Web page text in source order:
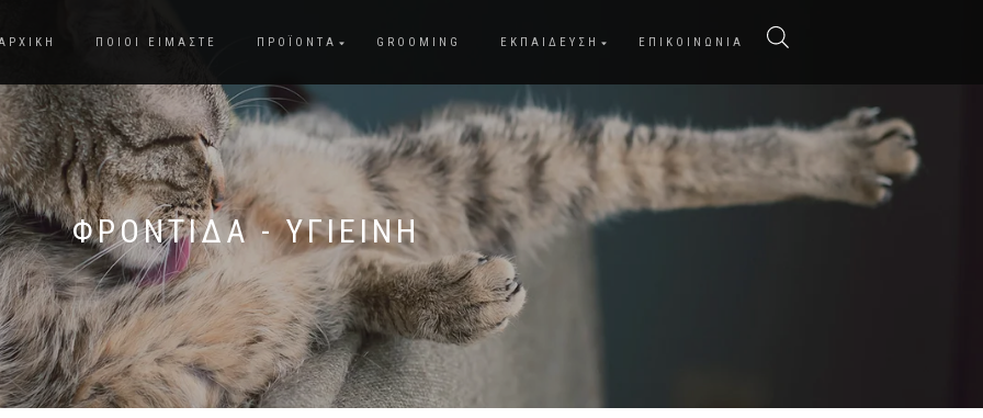
ΠΟΙΟΙ ΕΙΜΑΣΤΕ ΠΡΟΪΟΝΤΑ GROOMING ΕΚΠΑΙΔΕΥΣΗ ΕΠΙΚΟΙΝΩΝΙΑ
ΦΡΟΝΤΙΔΑ - ΥΓΙΕΙΝΗ